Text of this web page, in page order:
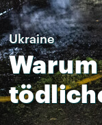
Ukraine
Warum